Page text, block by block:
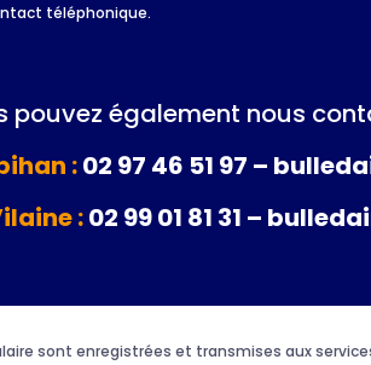
téléphonique.
pouvez également nous
:02 97 46 51 97 –
:02 99 01 81 31 –
sont enregistrées et transmises aux